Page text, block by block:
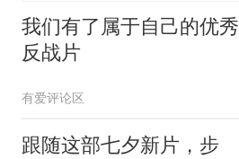
我们有了属于自己的优秀
反战片
有爱评论区
跟随这部七夕新片，步